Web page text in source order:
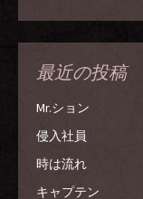
最近の投稿
Mr.ション
侵入社員
時は流れ
キャプテン